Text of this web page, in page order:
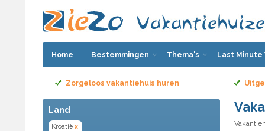
Home Bestemmingen Thema's Last Minute
Zorgeloos vakantiehuis huren
Land
Kroatië x